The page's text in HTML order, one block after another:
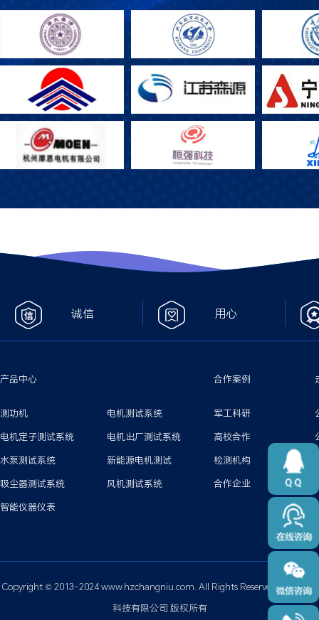
诚信 用心
产品中心
测功机
电机测试系统
电机定子测试系统
电机出厂测试系统
水泵测试系统
新能源电机测试
吸尘器测试系统
风机测试系统
智能仪器仪表
合作案例
军工科研
高校合作
检测机构
合作企业
Copyright © 2013-2024 www.hzchangniu.com. All Rights Reserved. 杭州长牛
科技有限公司 版权所有